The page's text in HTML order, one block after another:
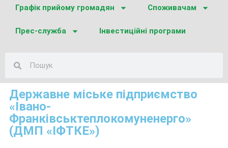
Графік прийому громадян Споживачам
Прес-служба Інвестиційні програми
Державне міське підприємство
«Івано-
Франківськтеплокомуненерго»
(ДМП «ІФТКЕ»)